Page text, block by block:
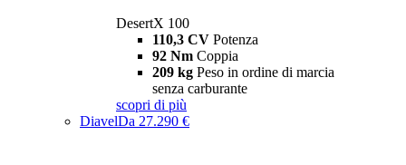
DesertX 100
110,3 CV Potenza
92 Nm Coppia
209 kg Peso in ordine di marcia
senza carburante
scopri di più
DiavelDa 27.290 €